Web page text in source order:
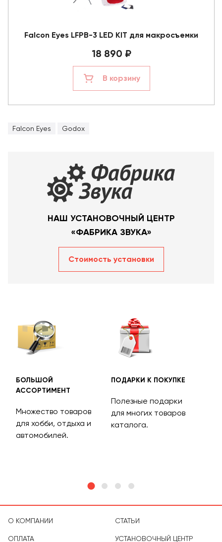
Falcon Eyes LFPB-3 LED KIT для макросъемки
18 890 ₽
В корзину
Falcon Eyes Godox
НАШ УСТАНОВОЧНЫЙ ЦЕНТР
«ФАБРИКА ЗВУКА»
Стоимость уcтановки
БОЛЬШОЙ
АССОРТИМЕНТ
Множество товаров
для хобби, отдыха и
автомобилей.
ПОДАРКИ К ПОКУПКЕ
Полезные подарки
для многих товаров
каталога.
О КОМПАНИИ
ОПЛАТА
СТАТЬИ
УСТАНОВОЧНЫЙ ЦЕНТР